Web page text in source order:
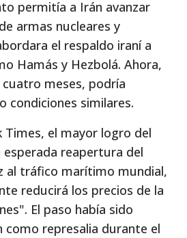
permitía a Irán avanzar
armas nucleares y
el respaldo iraní a
Hamás y Hezbolá. Ahora,
meses, podría
condiciones similares.
Times, el mayor logro del
reapertura del
al tráfico marítimo mundial,
reducirá los precios de la
El paso había sido
como represalia durante el